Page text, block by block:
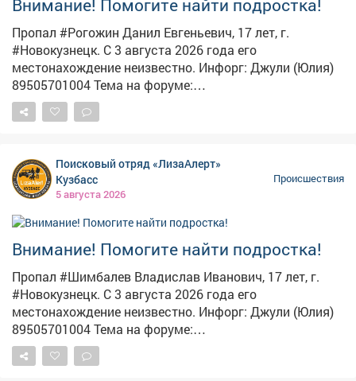
Внимание! Помогите найти подростка!
Пропал #Рогожин Данил Евгеньевич, 17 лет, г.
#Новокузнецк. С 3 августа 2026 года его
местонахождение неизвестно. Инфорг: Джули (Юлия)
89505701004 Тема на форуме:
https://lizaalert.org/forum/viewtopic.php?t=371502
#ЛизаАлерт #ЛизаАлертКузбасс #ПропалЧеловек
Поисковый отряд «ЛизаАлерт»
Кузбасс
5 августа 2026
Происшествия
Внимание! Помогите найти подростка!
Пропал #Шимбалев Владислав Иванович, 17 лет, г.
#Новокузнецк. С 3 августа 2026 года его
местонахождение неизвестно. Инфорг: Джули (Юлия)
89505701004 Тема на форуме:
https://lizaalert.org/forum/viewtopic.php?t=371500
#ЛизаАлерт #ЛизаАлертКузбасс #ПропалЧеловек